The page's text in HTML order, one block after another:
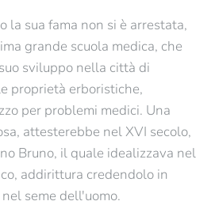
la sua fama non si è arrestata,
grande scuola medica, che
sviluppo nella città di
proprietà erboristiche,
per problemi medici. Una
attesterebbe nel XVI secolo,
Bruno, il quale idealizzava nel
addirittura credendolo in
seme dell'uomo.